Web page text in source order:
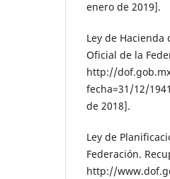
enero de 2019].
Ley de
Oficial de la
http://
fecha=31/12/
de 2018].
Ley de
Federación.
http://